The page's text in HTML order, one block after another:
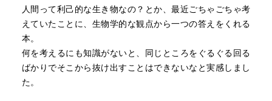
人間って利己的な生き物なの？とか、最近ごちゃごちゃ考
えていたことに、生物学的な観点から一つの答えをくれる
本。
何を考えるにも知識がないと、同じところをぐるぐる回る
ばかりでそこから抜け出すことはできないなと実感しまし
た。